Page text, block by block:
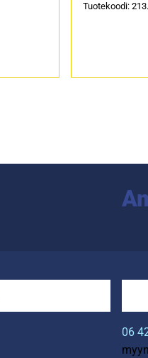
Tuotekoodi: 213.
06